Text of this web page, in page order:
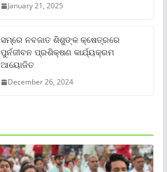
January 21, 2025
ସମ୍‌ରେ ନବଜାତ ଶିଶୁଙ୍କ କ୍ଷେତ୍ରରେ
ପୁର୍ନଜୀବନ ପ୍ରଶିକ୍ଷଣ କାର୍ଯ୍ୟକ୍ରମ
ଆୟୋଜିତ
December 26, 2024